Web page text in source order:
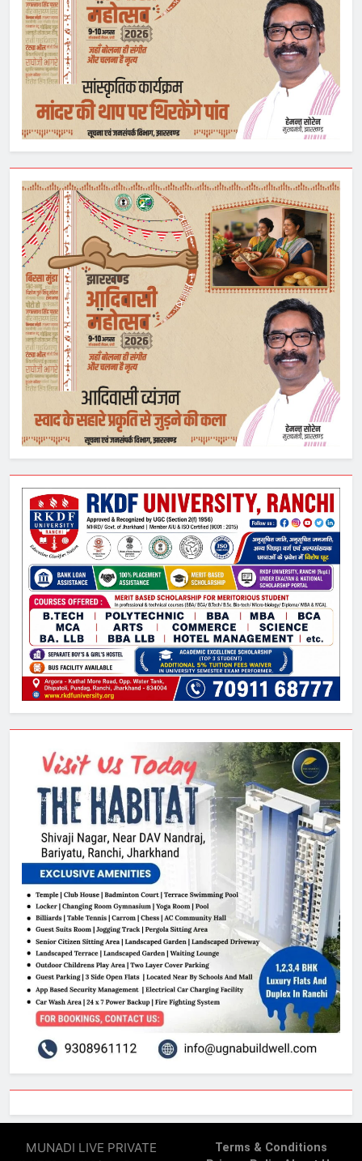
MUNADI LIVE PRIVATE
Terms & Conditions